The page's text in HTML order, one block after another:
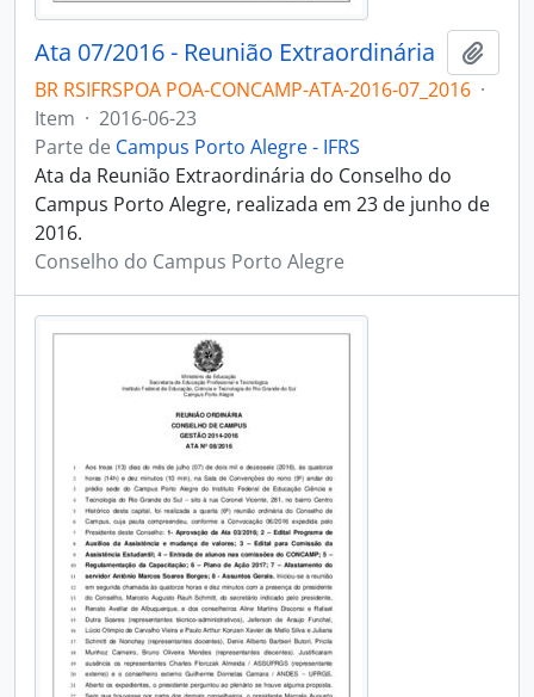
Ata 07/2016 - Reunião Extraordinária
BR RSIFRSPOA POA-CONCAMP-ATA-2016-07_2016 ·
Item · 2016-06-23
Parte de Campus Porto Alegre - IFRS
Ata da Reunião Extraordinária do Conselho do
Campus Porto Alegre, realizada em 23 de junho de
2016.
Conselho do Campus Porto Alegre